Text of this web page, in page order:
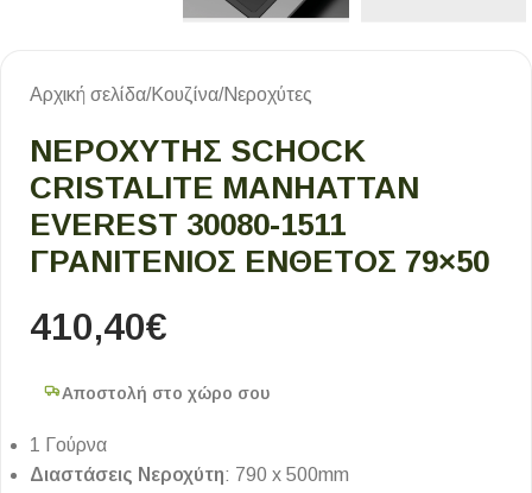
Αρχική σελίδα/Κουζίνα/Νεροχύτες
ΝΕΡΟΧΥΤΗΣ SCHOCK
CRISTALITE MANHATTAN
EVEREST 30080-1511
ΓΡΑΝΙΤΕΝΙΟΣ ΕΝΘΕΤΟΣ 79×50
410,40€
Αποστολή στο χώρο σου
1 Γούρνα
Διαστάσεις Νεροχύτη: 790 x 500mm